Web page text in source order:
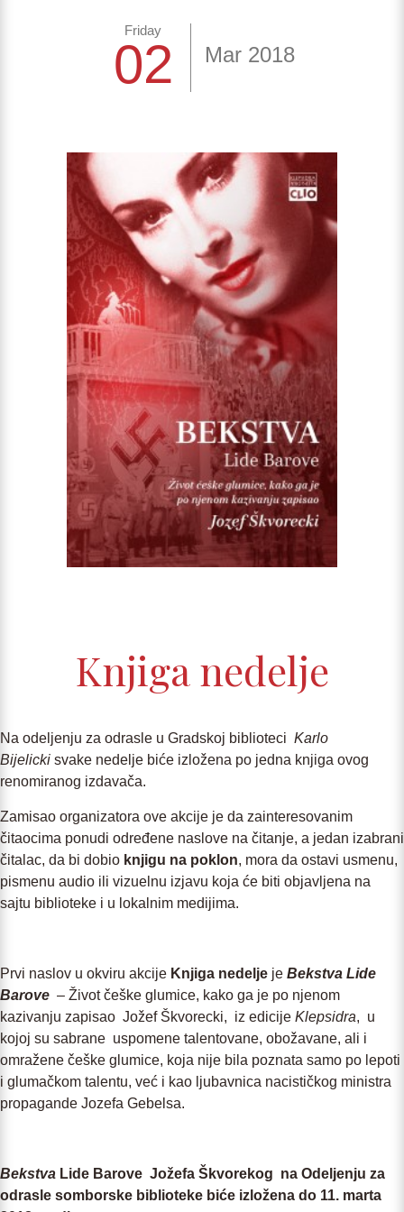
Friday
02 Mar 2018
Knjiga nedelje
Na odeljenju za odrasle u Gradskoj biblioteci Karlo
Bijelicki svake nedelje biće izložena po jedna knjiga ovog
renomiranog izdavača.
Zamisao organizatora ove akcije je da zainteresovanim
čitaocima ponudi određene naslove na čitanje, a jedan izabrani
čitalac, da bi dobio knjigu na poklon, mora da ostavi usmenu,
pismenu audio ili vizuelnu izjavu koja će biti objavljena na
sajtu biblioteke i u lokalnim medijima.
Prvi naslov u okviru akcije Knjiga nedelje je Bekstva Lide
Barove – Život češke glumice, kako ga je po njenom
kazivanju zapisao Jožef Škvorecki, iz edicije Klepsidra, u
kojoj su sabrane uspomene talentovane, obožavane, ali i
omražene češke glumice, koja nije bila poznata samo po lepoti
i glumačkom talentu, već i kao ljubavnica nacističkog ministra
propagande Jozefa Gebelsa.
Bekstva Lide Barove Jožefa Škvorekog na Odeljenju za
odrasle somborske biblioteke biće izložena do 11. marta